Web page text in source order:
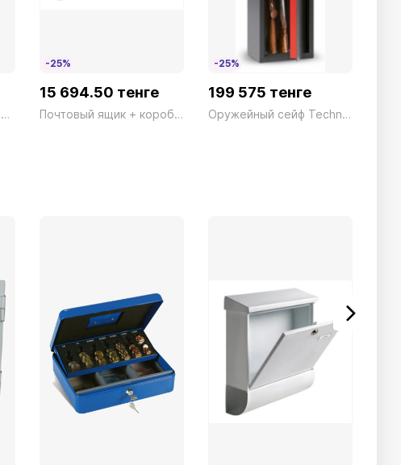
Сейф SS1-2К President ш490*г430*в375 50кг
-25%
15 694.50 тенге
Почтовый ящик + коробка Set Vario 86720 S
-25%
199 575 тенге
Оружейный сейф Technosafe TCH/5 Ключ черный 5 стволов Technomax 44кг